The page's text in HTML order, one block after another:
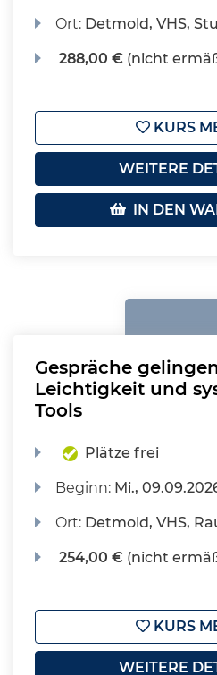
Ort: Detmold, VHS,
288,00 € (nicht
KURS
WEITERE
IN DEN
Gespräche
Leichtigkeit und
Tools
Plätze frei
Beginn: Mi.,
Ort: Detmold, VHS,
254,00 € (nicht
KURS
WEITERE